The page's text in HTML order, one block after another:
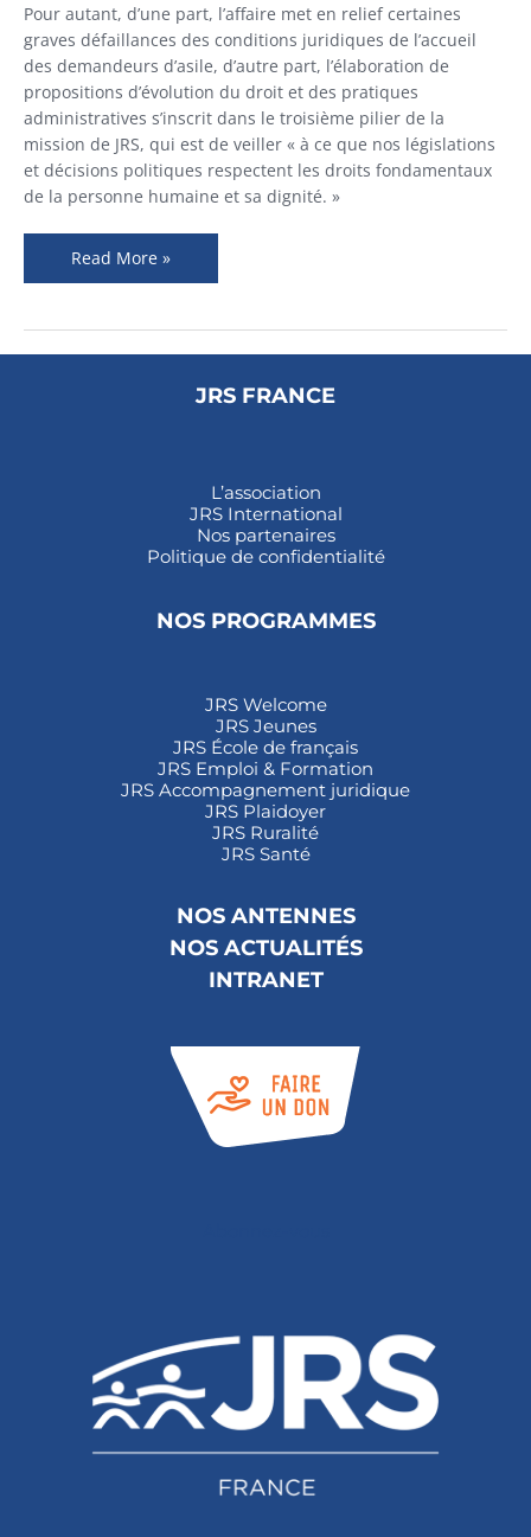
Pour autant, d’une part, l’affaire met en relief certaines
graves défaillances des conditions juridiques de l’accueil
des demandeurs d’asile, d’autre part, l’élaboration de
propositions d’évolution du droit et des pratiques
administratives s’inscrit dans le troisième pilier de la
mission de JRS, qui est de veiller « à ce que nos législations
et décisions politiques respectent les droits fondamentaux
de la personne humaine et sa dignité. »
Read More »
JRS FRANCE
L’association
JRS International
Nos partenaires
Politique de confidentialité
NOS PROGRAMMES
JRS Welcome
JRS Jeunes
JRS École de français
JRS Emploi & Formation
JRS Accompagnement juridique
JRS Plaidoyer
JRS Ruralité
JRS Santé
NOS ANTENNES
NOS ACTUALITÉS
INTRANET